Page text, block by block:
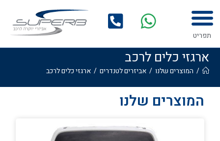
תפריט
ארגזי כלים לרכב
/ המוצרים שלנו / אביזרים לטנדרים / ארגזי כלים לרכב
המוצרים שלנו